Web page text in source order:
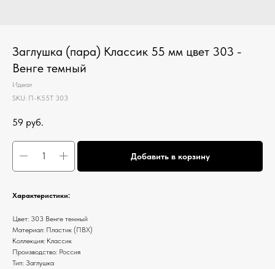
Заглушка (пара) Классик 55 мм цвет 303 -
Венге темный
Идеал
SKU: П-К55Т 303
59 руб.
Добавить в корзину
Характеристики:
Цвет: 303 Венге темный
Материал: Пластик (ПВХ)
Коллекция: Классик
Производство: Россия
Тип: Заглушка